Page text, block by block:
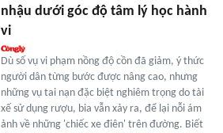
nhậu dưới góc độ tâm lý học hành
vi
Dù số vụ vi phạm nồng độ cồn đã giảm, ý thức
người dân từng bước được nâng cao, nhưng
những vụ tai nạn đặc biệt nghiêm trọng do tài
xế sử dụng rượu, bia vẫn xảy ra, để lại nỗi ám
ảnh về những 'chiếc xe điên' trên đường. Biết